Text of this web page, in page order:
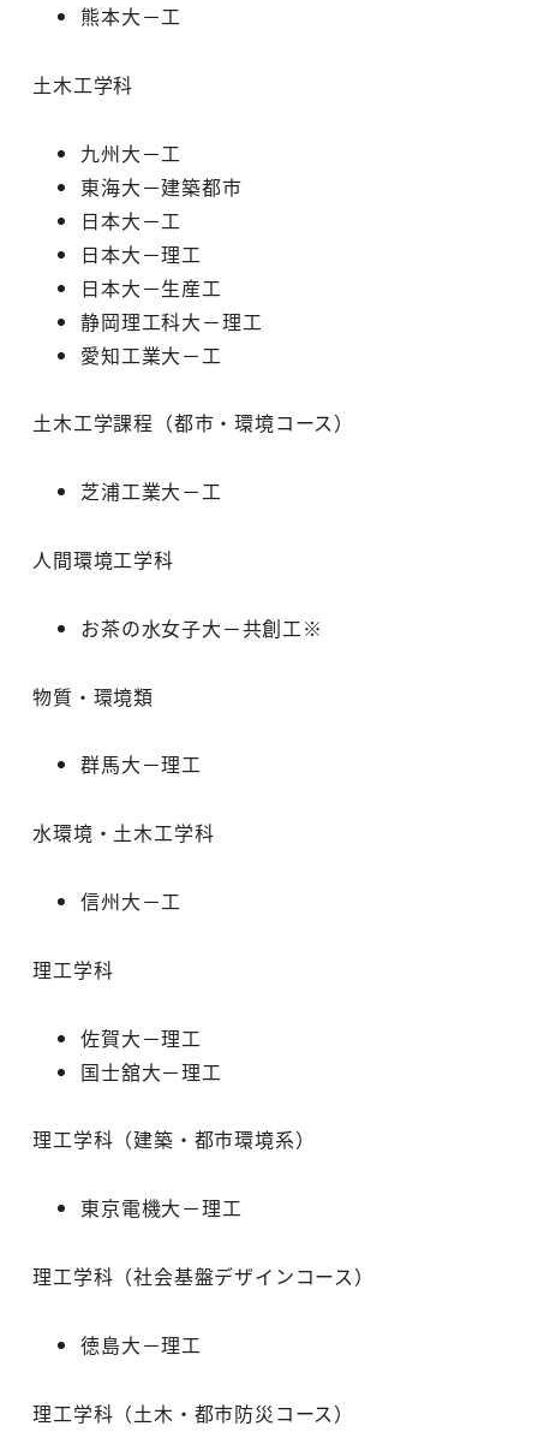
熊本大－工
土木工学科
九州大－工
東海大－建築都市
日本大－工
日本大－理工
日本大－生産工
静岡理工科大－理工
愛知工業大－工
土木工学課程（都市・環境コース）
芝浦工業大－工
人間環境工学科
お茶の水女子大－共創工※
物質・環境類
群馬大－理工
水環境・土木工学科
信州大－工
理工学科
佐賀大－理工
国士舘大－理工
理工学科（建築・都市環境系）
東京電機大－理工
理工学科（社会基盤デザインコース）
徳島大－理工
理工学科（土木・都市防災コース）